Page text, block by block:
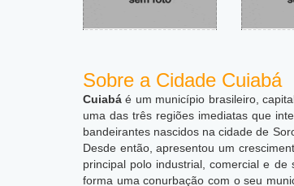
Sobre a Cidade Cuiabá
Cuiabá é um município brasileiro,
uma das três regiões imediatas que
bandeirantes nascidos na cidade de
Desde então, apresentou um
principal polo industrial, comercial e
forma uma conurbação com o seu